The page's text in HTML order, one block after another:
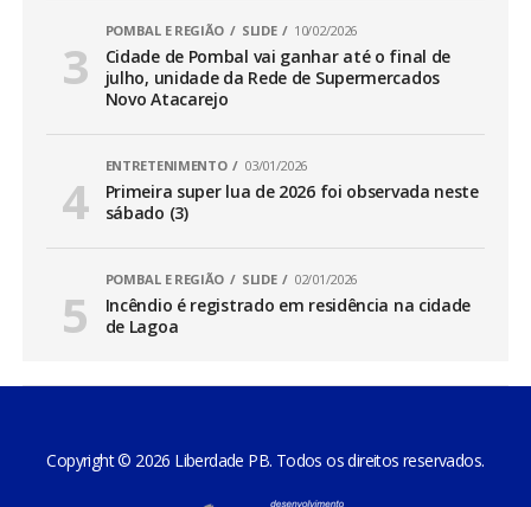
POMBAL E REGIÃO SLIDE 10/02/2026
Cidade de Pombal vai ganhar até o final de
julho, unidade da Rede de Supermercados
Novo Atacarejo
ENTRETENIMENTO 03/01/2026
Primeira super lua de 2026 foi observada neste
sábado (3)
POMBAL E REGIÃO SLIDE 02/01/2026
Incêndio é registrado em residência na cidade
de Lagoa
Copyright © 2026 Liberdade PB. Todos os direitos reservados.